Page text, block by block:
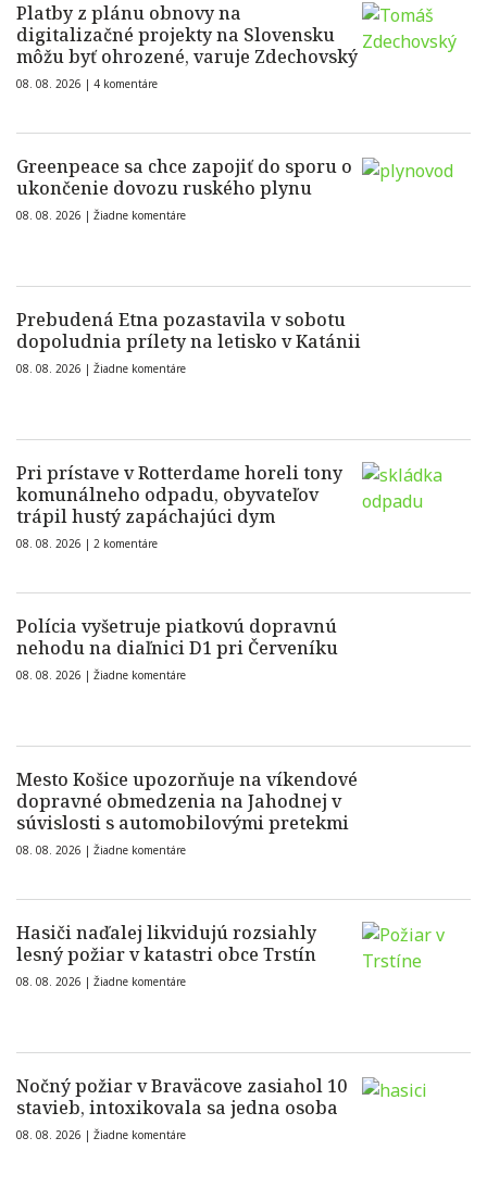
Platby z plánu obnovy na
digitalizačné projekty na Slovensku
môžu byť ohrozené, varuje Zdechovský
08. 08. 2026 | 4 komentáre
Greenpeace sa chce zapojiť do sporu o
ukončenie dovozu ruského plynu
08. 08. 2026 | Žiadne komentáre
Prebudená Etna pozastavila v sobotu
dopoludnia prílety na letisko v Katánii
08. 08. 2026 | Žiadne komentáre
Pri prístave v Rotterdame horeli tony
komunálneho odpadu, obyvateľov
trápil hustý zapáchajúci dym
08. 08. 2026 | 2 komentáre
Polícia vyšetruje piatkovú dopravnú
nehodu na diaľnici D1 pri Červeníku
08. 08. 2026 | Žiadne komentáre
Mesto Košice upozorňuje na víkendové
dopravné obmedzenia na Jahodnej v
súvislosti s automobilovými pretekmi
08. 08. 2026 | Žiadne komentáre
Hasiči naďalej likvidujú rozsiahly
lesný požiar v katastri obce Trstín
08. 08. 2026 | Žiadne komentáre
Nočný požiar v Braväcove zasiahol 10
stavieb, intoxikovala sa jedna osoba
08. 08. 2026 | Žiadne komentáre